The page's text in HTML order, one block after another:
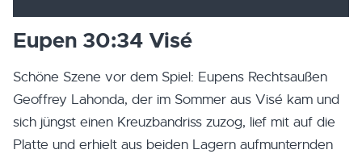
Eupen 30:34 Visé
Schöne Szene vor dem Spiel: Eupens Rechtsaußen
Geoffrey Lahonda, der im Sommer aus Visé kam und
sich jüngst einen Kreuzbandriss zuzog, lief mit auf die
Platte und erhielt aus beiden Lagern aufmunternden